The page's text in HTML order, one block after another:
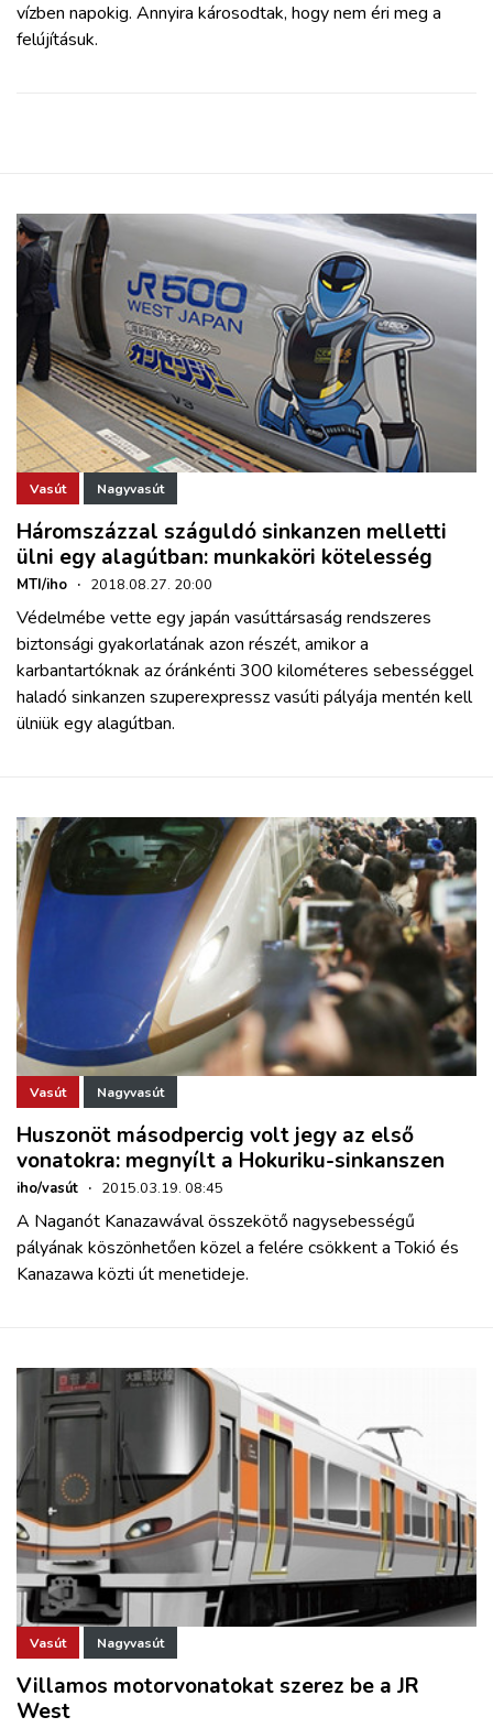
vízben napokig. Annyira károsodtak, hogy nem éri meg a
felújításuk.
Vasút Nagyvasút
Háromszázzal száguldó sinkanzen melletti
ülni egy alagútban: munkaköri kötelesség
MTI/iho · 2018.08.27. 20:00
Védelmébe vette egy japán vasúttársaság rendszeres
biztonsági gyakorlatának azon részét, amikor a
karbantartóknak az óránkénti 300 kilométeres sebességgel
haladó sinkanzen szuperexpressz vasúti pályája mentén kell
ülniük egy alagútban.
Vasút Nagyvasút
Huszonöt másodpercig volt jegy az első
vonatokra: megnyílt a Hokuriku-sinkanszen
iho/vasút · 2015.03.19. 08:45
A Naganót Kanazawával összekötő nagysebességű
pályának köszönhetően közel a felére csökkent a Tokió és
Kanazawa közti út menetideje.
Vasút Nagyvasút
Villamos motorvonatokat szerez be a JR
West